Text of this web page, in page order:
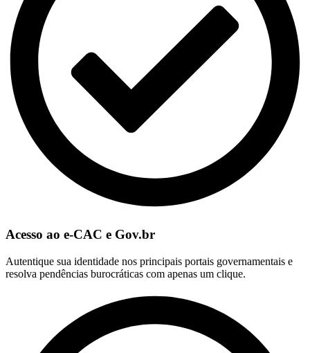
Acesso ao e-CAC e Gov.br
Autentique sua identidade nos principais portais governamentais e
resolva pendências burocráticas com apenas um clique.